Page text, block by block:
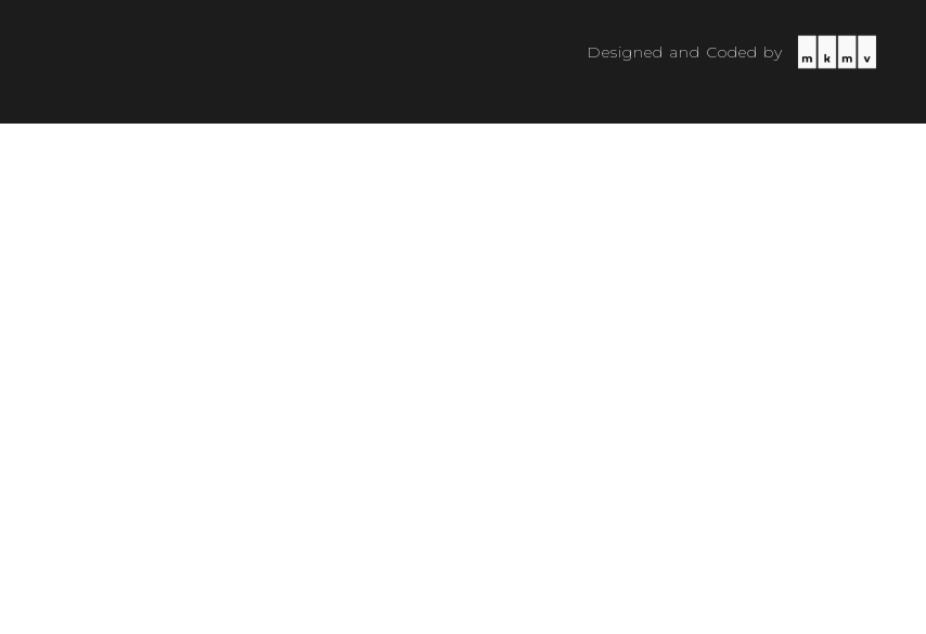
Designed and Coded by